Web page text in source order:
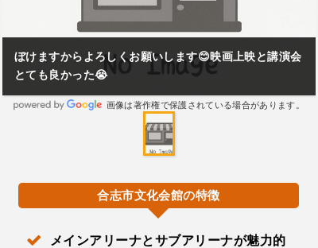
ぼけますからよろしくお願いします😊映画上映と講演会
とても良かった😭
画像は著作権で保護されている場合があります。
合志市文化会館の特徴
メインアリーナとサブアリーナが魅力的